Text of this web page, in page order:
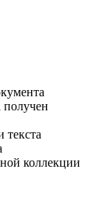
получен
текста
коллекции